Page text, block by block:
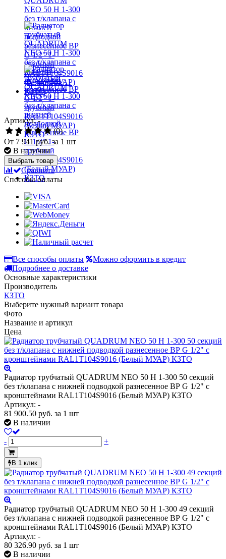
Артикул: -
(0)
От 7 941 руб.за 1 шт
В наличии
Выбрать товар
Сравнить
Способы оплаты
Все способы оплаты
Можно оформить в кредит
Подробнее о доставке
Основные характеристики
Производитель
КЗТО
Выберите нужный вариант товара
Фото
Название и артикул
Цена
Радиатор трубчатый QUADRUM NEO 50 H 1-300 50 секций
без т/клапана с нижней подводкой разнесенное ВР G 1/2" с
кронштейнами RAL1T104S9016 (Белый МУАР) КЗТО
Артикул: -
81 900.50 руб. за 1 шт
В наличии
- +
В 1 клик
Радиатор трубчатый QUADRUM NEO 50 H 1-300 49 секций
без т/клапана с нижней подводкой разнесенное ВР G 1/2" с
кронштейнами RAL1T104S9016 (Белый МУАР) КЗТО
Артикул: -
80 326.90 руб. за 1 шт
В наличии